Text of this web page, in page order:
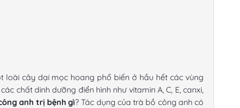
loài cây dại mọc hoang phổ biến ở hầu hết các vùng
chất dinh dưỡng điển hình như vitamin A, C, E, canxi,
anh trị bệnh gì?Tác dụng của trà bồ công anh có